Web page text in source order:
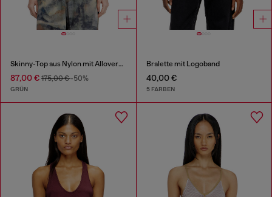
Skinny-Top aus Nylon mit Allover-Camouflage und Kristalldetails
87,00 € 175,00 €-50%
GRÜN
Bralette mit Logoband
40,00 €
5 FARBEN